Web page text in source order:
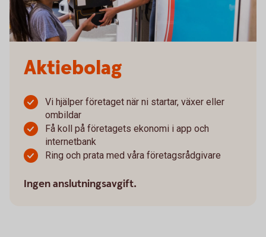
Aktiebolag
Vi hjälper företaget när ni startar, växer eller
ombildar
Få koll på företagets ekonomi i app och
internetbank
Ring och prata med våra företagsrådgivare
Ingen anslutningsavgift.